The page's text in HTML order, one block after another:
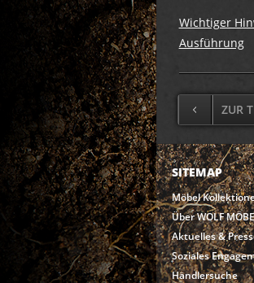
Wichtiger
Ausführung
ZUR
SITEMAP
Möbel
Über WOLF
Aktuelles &
Soziales
Händlersuche